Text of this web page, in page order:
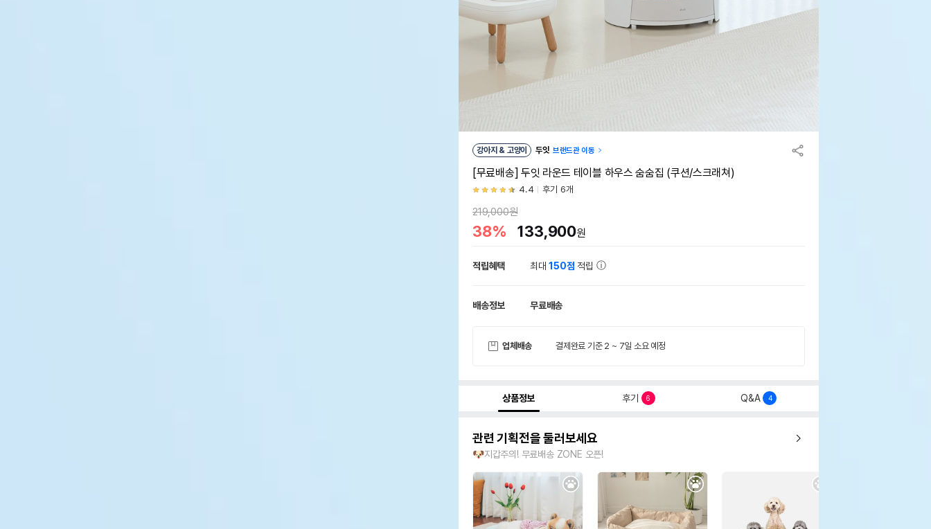
강아지 & 고양이 두잇 브랜드관 이동
[무료배송] 두잇 라운드 테이블 하우스 숨숨집 (쿠션/스크래쳐)
4.4 후기 6개
219,000원
38% 133,900원
적립혜택 최대150점 적립
배송정보 무료배송
업체배송 결제완료 기준 2 ~ 7일 소요 예정
상품정보 후기 6 Q&A 4
관련 기획전을 둘러보세요
🐶지갑주의! 무료배송 ZONE 오픈!